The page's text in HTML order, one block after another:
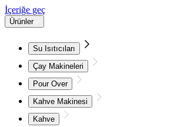
İçeriğe geç
Ürünler
Su Isıtıcıları
Çay Makineleri
Pour Over
Kahve Makinesi
Kahve